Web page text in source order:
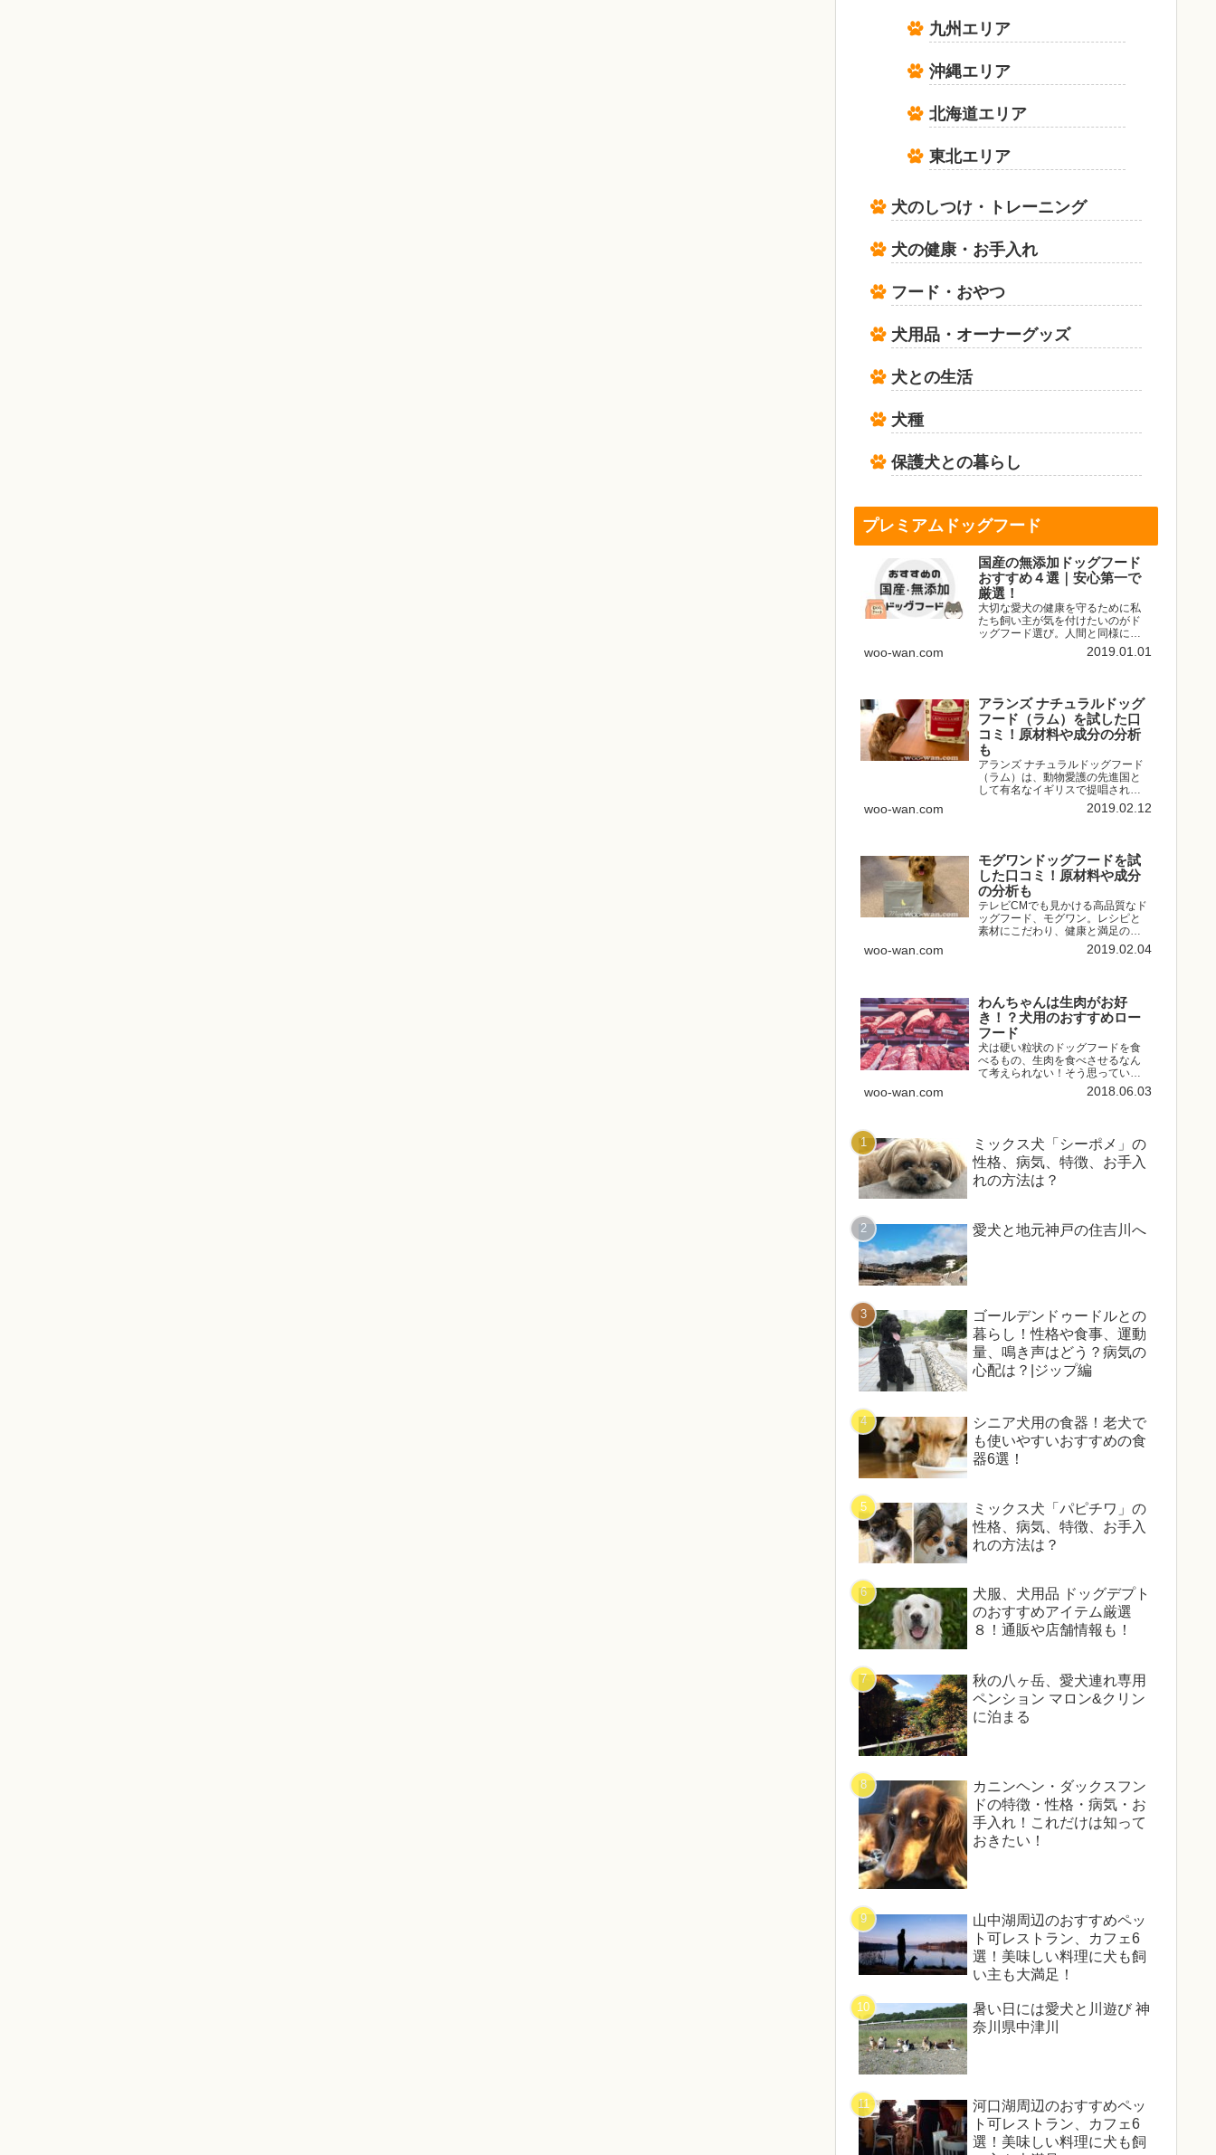
九州エリア
沖縄エリア
北海道エリア
東北エリア
犬のしつけ・トレーニング
犬の健康・お手入れ
フード・おやつ
犬用品・オーナーグッズ
犬との生活
犬種
保護犬との暮らし
プレミアムドッグフード
国産の無添加ドッグフード
おすすめ４選｜安心第一で
厳選！
大切な愛犬の健康を守るために私
たち飼い主が気を付けたいのがド
ッグフード選び。人間と同様に愛
犬の体は食べたものからできてい
ます。品質の良くないドッグフー
愛犬のために安全な国産の無添加...
woo-wan.com 2019.01.01
アランズ ナチュラルドッグ
フード（ラム）を試した口
コミ！原材料や成分の分析
も
アランズ ナチュラルドッグフード
（ラム）は、動物愛護の先進国と
して有名なイギリスで提唱されて
いるナチュラルフィーディング
（自然給餌）という考え方に基づ
餌）とは簡単にいうと、すべての
犬...
woo-wan.com 2019.02.12
モグワンドッグフードを試
した口コミ！原材料や成分
の分析も
テレビCMでも見かける高品質なド
ッグフード、モグワン。レシピと
素材にこだわり、健康と満足の食
いつきを目指して作られたという
注目のドッグフードです。今回は
めてどんなドッグフードなのか...
woo-wan.com 2019.02.04
わんちゃんは生肉がお好
き！？犬用のおすすめロー
フード
犬は硬い粒状のドッグフードを食
べるもの、生肉を食べさせるなん
て考えられない！そう思っている
方は多いです。しかし、そもそも
犬は肉食、かつ雑食性の動物で、
ッグフードは、穀物や肉、野菜、...
woo-wan.com 2018.06.03
ミックス犬「シーポメ」の
性格、病気、特徴、お手入
れの方法は？
愛犬と地元神戸の住吉川へ
ゴールデンドゥードルとの
暮らし！性格や食事、運動
量、鳴き声はどう？病気の
心配は？|ジップ編
シニア犬用の食器！老犬で
も使いやすいおすすめの食
器6選！
ミックス犬「パピチワ」の
性格、病気、特徴、お手入
れの方法は？
犬服、犬用品 ドッグデプト
のおすすめアイテム厳選
８！通販や店舗情報も！
秋の八ヶ岳、愛犬連れ専用
ペンション マロン&クリン
に泊まる
カニンヘン・ダックスフン
ドの特徴・性格・病気・お
手入れ！これだけは知って
おきたい！
山中湖周辺のおすすめペッ
ト可レストラン、カフェ6
選！美味しい料理に犬も飼
い主も大満足！
暑い日には愛犬と川遊び 神
奈川県中津川
河口湖周辺のおすすめペッ
ト可レストラン、カフェ6
選！美味しい料理に犬も飼